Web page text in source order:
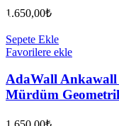
1.650,00₺
Sepete Ekle
Favorilere ekle
AdaWall Ankawall
Mürdüm